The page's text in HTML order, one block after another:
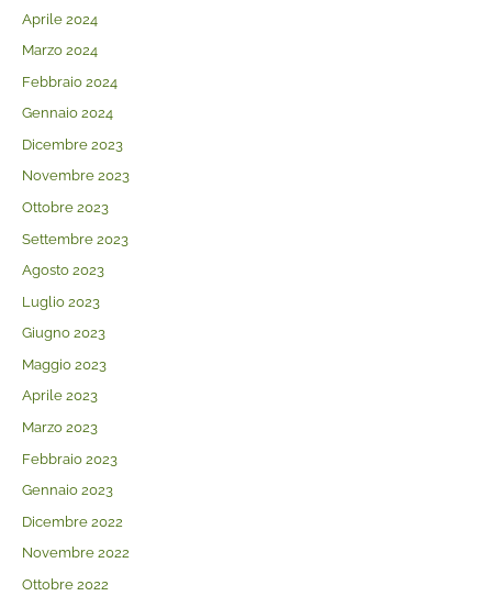
Aprile 2024
Marzo 2024
Febbraio 2024
Gennaio 2024
Dicembre 2023
Novembre 2023
Ottobre 2023
Settembre 2023
Agosto 2023
Luglio 2023
Giugno 2023
Maggio 2023
Aprile 2023
Marzo 2023
Febbraio 2023
Gennaio 2023
Dicembre 2022
Novembre 2022
Ottobre 2022